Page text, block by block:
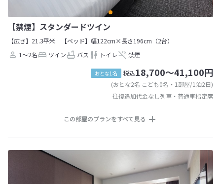
【禁煙】スタンダードツイン
【広さ】21.3平米
【ベッド】幅122cm×長さ196cm（2台）
1～2名
ツイン バス トイレ 禁煙
おとな1名 税込18,700～41,100円
(おとな2名 こども0名・1部屋/1泊2日)
往復追加代金なし列車・普通車指定席
この部屋のプランをすべて見る